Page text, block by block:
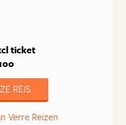
ticket
REIS
Verre Reizen